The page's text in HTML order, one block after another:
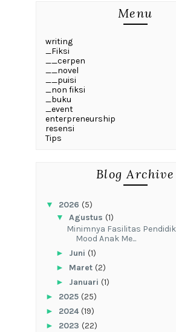
Menu
writing
_Fiksi
__cerpen
__novel
__puisi
_non fiksi
_buku
_event
enterpreneurship
resensi
Tips
Blog Archive
▼ 2026 (5)
▼ Agustus (1)
‎Minimnya Fasilitas
Mood Anak Me...
► Juni (1)
► Maret (2)
► Januari (1)
► 2025 (25)
► 2024(19)
► 2023 (22)